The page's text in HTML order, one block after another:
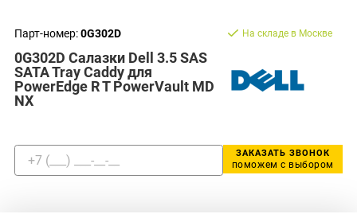
Парт-номер:0G302D
0G302D Салазки Dell 3.5 SAS
SATA Tray Caddy для
PowerEdge R T PowerVault MD
NX
На складе в Москве
ЗАКАЗАТЬ ЗВОНОК
поможем с выбором